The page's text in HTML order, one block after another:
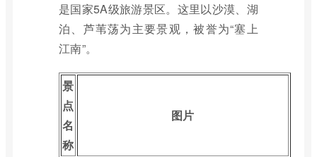
是国家5A级旅游景区。这里以沙漠、湖
泊、芦苇荡为主要景观，被誉为“塞上
江南”。
景
点
名
称
图片